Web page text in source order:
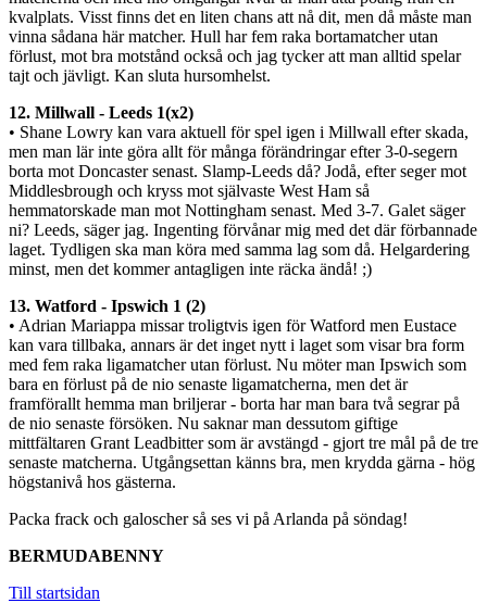
kvalplats. Visst finns det en liten chans att nå dit, men då måste man
vinna sådana här matcher. Hull har fem raka bortamatcher utan
förlust, mot bra motstånd också och jag tycker att man alltid spelar
tajt och jävligt. Kan sluta hursomhelst.
12. Millwall - Leeds 1(x2)
• Shane Lowry kan vara aktuell för spel igen i Millwall efter skada,
men man lär inte göra allt för många förändringar efter 3-0-segern
borta mot Doncaster senast. Slamp-Leeds då? Jodå, efter seger mot
Middlesbrough och kryss mot självaste West Ham så
hemmatorskade man mot Nottingham senast. Med 3-7. Galet säger
ni? Leeds, säger jag. Ingenting förvånar mig med det där förbannade
laget. Tydligen ska man köra med samma lag som då. Helgardering
minst, men det kommer antagligen inte räcka ändå! ;)
13. Watford - Ipswich 1 (2)
• Adrian Mariappa missar troligtvis igen för Watford men Eustace
kan vara tillbaka, annars är det inget nytt i laget som visar bra form
med fem raka ligamatcher utan förlust. Nu möter man Ipswich som
bara en förlust på de nio senaste ligamatcherna, men det är
framförallt hemma man briljerar - borta har man bara två segrar på
de nio senaste försöken. Nu saknar man dessutom giftige
mittfältaren Grant Leadbitter som är avstängd - gjort tre mål på de tre
senaste matcherna. Utgångsettan känns bra, men krydda gärna - hög
högstanivå hos gästerna.
Packa frack och galoscher så ses vi på Arlanda på söndag!
BERMUDABENNY
Till startsidan